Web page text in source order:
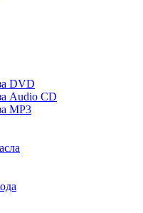
DVD
Audio CD
MP3